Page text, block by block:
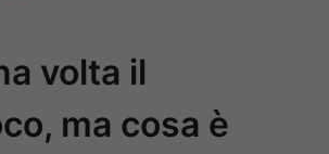
volta il
ma cosa è